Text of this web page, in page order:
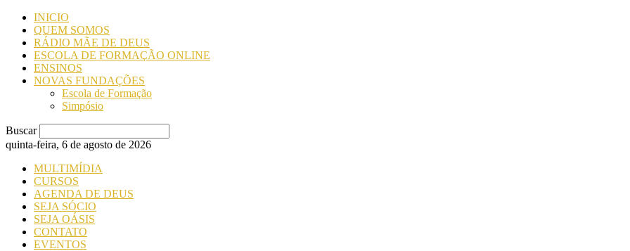
INICIO
QUEM SOMOS
RÁDIO MÃE DE DEUS
ESCOLA DE FORMAÇÃO ONLINE
ENSINOS
NOVAS FUNDAÇÕES
Escola de Formação
Simpósio
Buscar
quinta-feira, 6 de agosto de 2026
MULTIMÍDIA
CURSOS
AGENDA DE DEUS
SEJA SÓCIO
SEJA OÁSIS
CONTATO
EVENTOS